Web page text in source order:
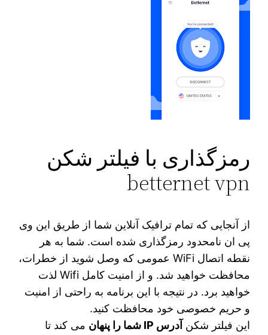
رمزگذاری با فیلتر شکن
betternet vpn
از آنجایی که تمام ترافیک آنلاین شما از طریق این وی
پی ان نامحدود رمزگذاری شده است. شما به هر
نقطه اتصال WiFi عمومی که وصل شوید از خطرات،
محافظت خواهید شد. و از امنیت کامل Wifi لذت
خواهید برد. در نتیجه با این برنامه به راحتی از امنیت
و حریم خصوصی خود محافظت کنید.
این فیلتر شکن آدرس IP شما را پنهان
می کند تا